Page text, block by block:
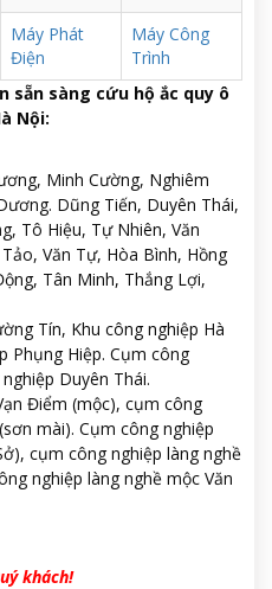
Máy Phát
Điện
Máy Công
Trình
sẵn sàng cứu hộ ắc quy ô
Nội:
Minh Cường, Nghiêm
Dũng Tiến, Duyên Thái,
Tô Hiệu, Tự Nhiên, Văn
Văn Tự, Hòa Bình, Hồng
Tân Minh, Thắng Lợi,
Tín, Khu công nghiệp Hà
Phụng Hiệp. Cụm công
Duyên Thái.
Điểm (mộc), cụm công
mài). Cụm công nghiệp
cụm công nghiệp làng nghề
nghiệp làng nghề mộc Văn
khách!